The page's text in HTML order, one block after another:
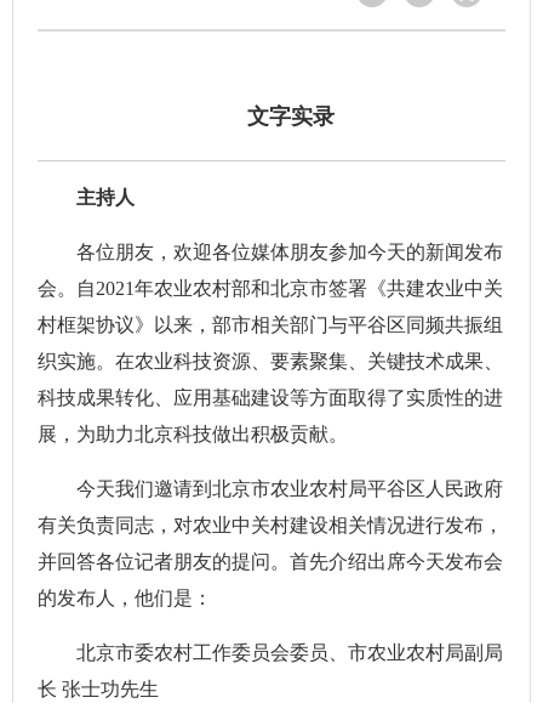
文字实录
主持人
各位朋友，欢迎各位媒体朋友参加今天的新闻发布
会。自2021年农业农村部和北京市签署《共建农业中关
村框架协议》以来，部市相关部门与平谷区同频共振组
织实施。在农业科技资源、要素聚集、关键技术成果、
科技成果转化、应用基础建设等方面取得了实质性的进
展，为助力北京科技做出积极贡献。
今天我们邀请到北京市农业农村局平谷区人民政府
有关负责同志，对农业中关村建设相关情况进行发布，
并回答各位记者朋友的提问。首先介绍出席今天发布会
的发布人，他们是：
北京市委农村工作委员会委员、市农业农村局副局
长 张士功先生